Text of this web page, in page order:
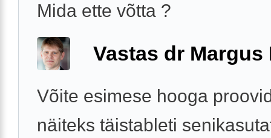
Mida ette võtta ?
Vastas dr Margus
Võite esimese hooga
näiteks täistableti